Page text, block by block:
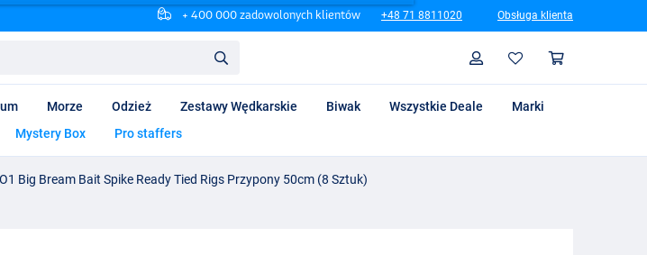
+ 400 000 zadowolonych klientów +48 71 8811020 Obsługa klienta
Profil
Morze Odzież Zestawy Wędkarskie Biwak Wszystkie Deale
Marki
Mystery Box Pro staffers
Big Bream Bait Spike Ready Tied Rigs Przypony 50cm (8 Sztuk)